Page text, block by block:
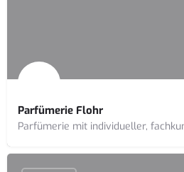
Parfümerie Flohr
Parfümerie mit individueller,